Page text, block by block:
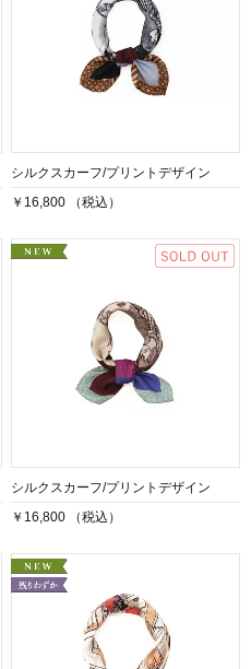
シルクスカーフ/プリントデザイン
￥16,800 （税込）
シルクスカーフ/プリントデザイン
￥16,800 （税込）